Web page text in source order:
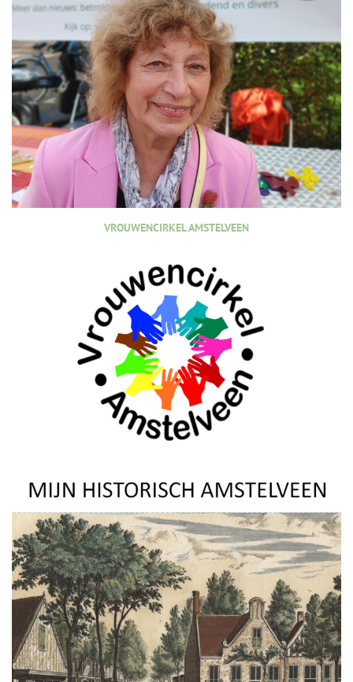
VROUWENCIRKEL AMSTELVEEN